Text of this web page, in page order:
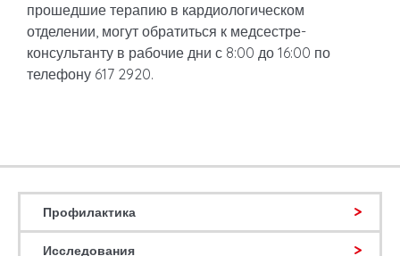
прошедшие терапию в кардиологическом
отделении, могут обратиться к медсестре-
консультанту в рабочие дни с 8:00 до 16:00 по
телефону 617 2920.
Профилактика
Исследования